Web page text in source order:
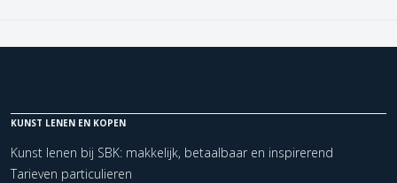
KUNST LENEN EN KOPEN
Kunst lenen bij SBK: makkelijk, betaalbaar en inspirerend
Tarieven particulieren